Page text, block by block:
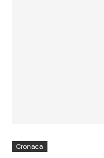
Cronaca